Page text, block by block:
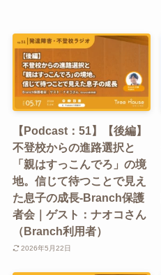
【Podcast：51】【後編】
不登校からの進路選択と
「親はすっこんでろ」の境
地。信じて待つことで見え
た息子の成長-Branch保護
者会｜ゲスト：ナオコさん
（Branch利用者）
2026年5月22日